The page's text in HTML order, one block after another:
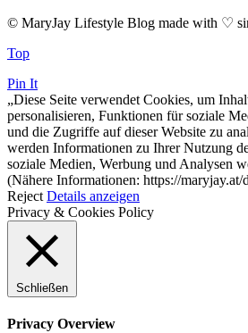
© MaryJay Lifestyle Blog made with ♡
Top
Pin It
„Diese Seite verwendet Cookies, um
personalisieren, Funktionen für soziale
und die Zugriffe auf dieser Website zu
werden Informationen zu Ihrer Nutzung
soziale Medien, Werbung und Analysen
(Nähere Informationen: https://maryjay.at/
Reject Details anzeigen
Privacy & Cookies Policy
Schließen
Privacy Overview